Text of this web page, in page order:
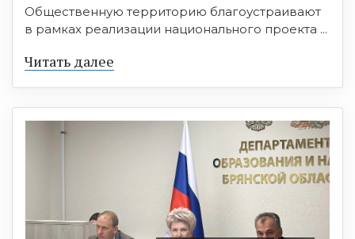
Общественную территорию благоустраивают
в рамках реализации национального проекта ...
Читать далее